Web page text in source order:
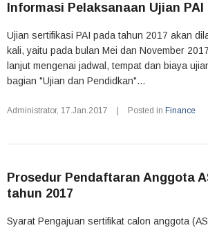
Informasi Pelaksanaan Ujian PAI
Ujian sertifikasi PAI pada tahun 2017 akan
kali, yaitu pada bulan Mei dan November
lanjut mengenai jadwal, tempat dan biaya
bagian "Ujian dan Pendidkan"...
Administrator, 17.Jan.2017 Posted in Finance
Prosedur Pendaftaran Anggota
tahun 2017
Syarat Pengajuan sertifikat calon anggota